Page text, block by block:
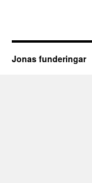
Jonas funderingar